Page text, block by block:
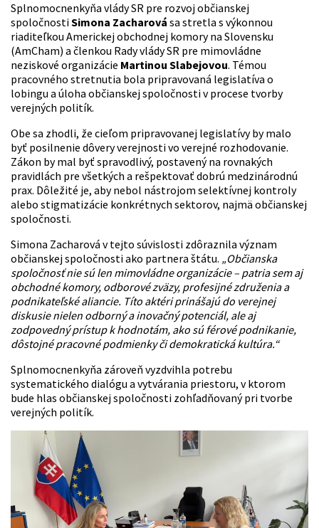
Splnomocnenkyňa vlády SR pre rozvoj občianskej
spoločnostiSimona Zacharová sa stretla s výkonnou
riaditeľkou Americkej obchodnej komory na Slovensku
(AmCham) a členkou Rady vlády SR pre mimovládne
neziskové organizácie Martinou Slabejovou. Témou
pracovného stretnutia bola pripravovaná legislatíva o
lobingu a úloha občianskej spoločnosti v procese tvorby
verejných politík.
Obe sa zhodli, že cieľom pripravovanej legislatívy by malo
byť posilnenie dôvery verejnosti vo verejné rozhodovanie.
Zákon by mal byť spravodlivý, postavený na rovnakých
pravidlách pre všetkých a rešpektovať dobrú medzinárodnú
prax. Dôležité je, aby nebol nástrojom selektívnej kontroly
alebo stigmatizácie konkrétnych sektorov, najmä občianskej
spoločnosti.
Simona Zacharová v tejto súvislosti zdôraznila význam
občianskej spoločnosti ako partnera štátu. „Občianska
spoločnosť nie sú len mimovládne organizácie – patria sem aj
obchodné komory, odborové zväzy, profesijné združenia a
podnikateľské aliancie. Títo aktéri prinášajú do verejnej
diskusie nielen odborný a inovačný potenciál, ale aj
zodpovedný prístup k hodnotám, ako sú férové podnikanie,
dôstojné pracovné podmienky či demokratická kultúra.“
Splnomocnenkyňa zároveň vyzdvihla potrebu
systematického dialógu a vytvárania priestoru, v ktorom
bude hlas občianskej spoločnosti zohľadňovaný pri tvorbe
verejných politík.